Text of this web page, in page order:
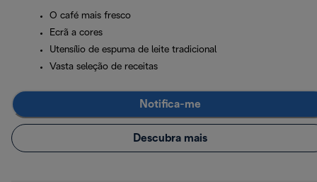
O café mais fresco
Ecrã a cores
Utensílio de espuma de leite tradicional
Vasta seleção de receitas
Notifica-me
Descubra mais